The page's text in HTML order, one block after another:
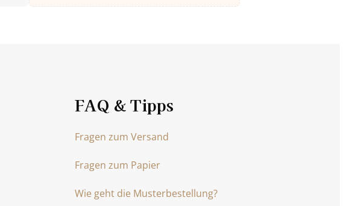
FAQ & Tipps
Fragen zum Versand
Fragen zum Papier
Wie geht die Musterbestellung?